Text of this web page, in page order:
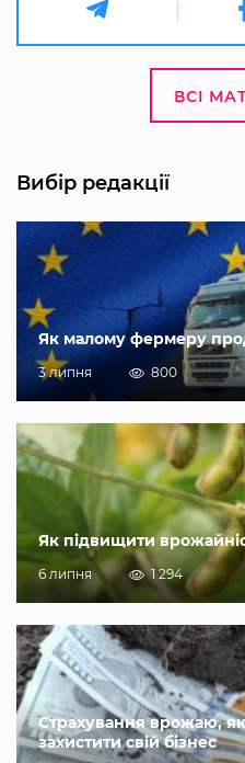
ВСІ
Вибір редакції
Як малому фермеру
3 липня 800
Як підвищити
6 липня 1 294
Страхування врожаю,
захистити свій бізнес